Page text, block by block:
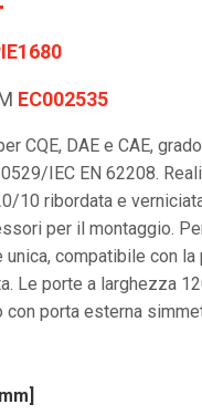
EC002535
CQE, DAE e CAE,
IEC EN 62208.
10 ribordata e
per il montaggio.
unica, compatibile con
Le porte a larghezza
porta esterna